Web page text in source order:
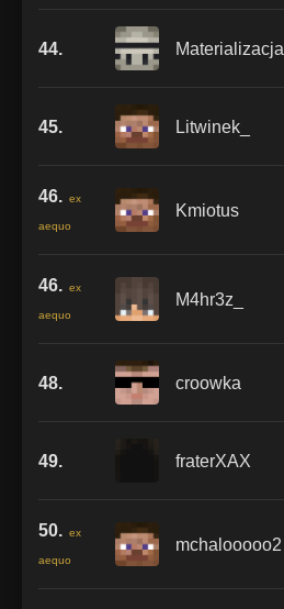
44. Materializacja
45. Litwinek_
46. ex
aequo
Kmiotus
46. ex
aequo
M4hr3z_
48. croowka
49. fraterXAX
50. ex
aequo
mchalooooo2